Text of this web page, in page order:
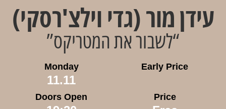
עידן מור (גדי וילצ'רסקי)
“לשבור את המטריקס”
Monday
11.11
Early Price
Doors Open Price